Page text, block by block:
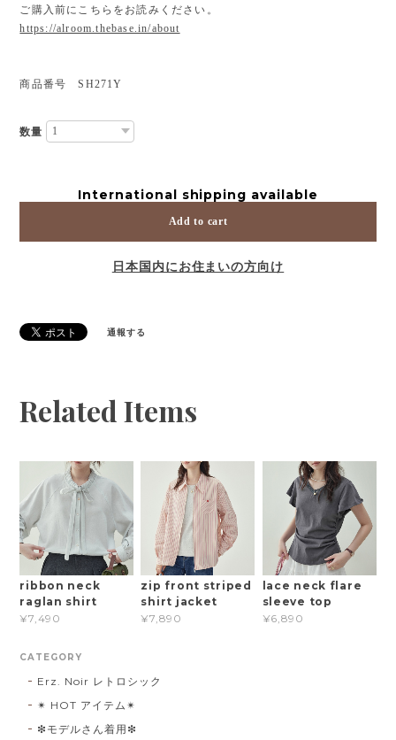
ご購入前にこちらをお読みください。
https://alroom.thebase.in/about
商品番号 SH271Y
数量
International shipping available
Add to cart
日本国内にお住まいの方向け
通報する
Related Items
ribbon neck
raglan shirt
¥7,490
zip front striped
shirt jacket
¥7,890
lace neck flare
sleeve top
¥6,890
CATEGORY
Erz. Noir レトロシック
✴︎ HOT アイテム✴︎
❇︎モデルさん着用❇︎